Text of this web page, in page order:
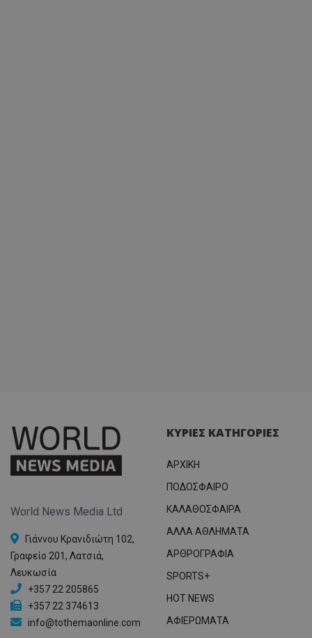
World News Media Ltd
Γιάννου Κρανιδιώτη 102,
Γραφείο 201, Λατσιά,
Λευκωσία
+357 22 205865
+357 22 374613
info@tothemaonline.com
ΚΥΡΙΕΣ ΚΑΤΗΓΟΡΙΕΣ
ΑΡΧΙΚΗ
ΠΟΔΟΣΦΑΙΡΟ
ΚΑΛΑΘΟΣΦΑΙΡΑ
ΑΛΛΑ ΑΘΛΗΜΑΤΑ
ΑΡΘΡΟΓΡΑΦΙΑ
SPORTS+
HOT NEWS
ΑΦΙΕΡΩΜΑΤΑ